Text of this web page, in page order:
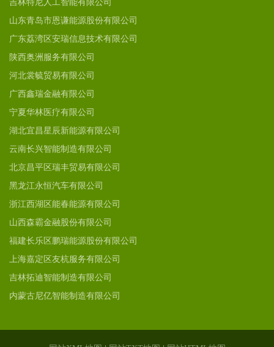
吉林特尼人工智能有限公司
山东青岛市恩谦能源股份有限公司
广东荔湾区安瑞信息技术有限公司
陕西奥洲服务有限公司
河北裳毓贸易有限公司
广西鑫瑞金融有限公司
宁夏华林医疗有限公司
湖北宜昌星辰新能源有限公司
云南长兴智能制造有限公司
北京昌平区瑞丰贸易有限公司
黑龙江永恒汽车有限公司
浙江西湖区能春能源有限公司
山西森霸金融股份有限公司
福建长乐区鹏瑞能源股份有限公司
上海嘉定区友杭服务有限公司
吉林拓迪智能制造有限公司
内蒙古尼亿智能制造有限公司